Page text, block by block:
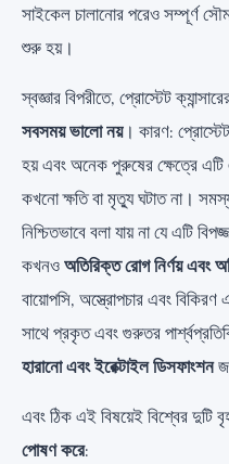
সাইকেল চালানোর পরেও সম্পূর্ণ
শুরু হয়।
স্বজ্ঞার বিপরীতে, প্রোস্টেট
সবসময় ভালো নয়। কারণ: প্রোস্টেট
হয় এবং অনেক পুরুষের ক্ষেত্রে এটি
কখনো ক্ষতি বা মৃত্যু ঘটাত না।
নিশ্চিতভাবে বলা যায় না যে এটি
কখনওঅতিরিক্ত রোগ নির্ণয় এবং
বায়োপসি, অস্ত্রোপচার এবং বিকিরণ
সাথে প্রকৃত এবং গুরুতর
হারানো এবং ইরেক্টাইল ডিসফাংশন
এবং ঠিক এই বিষয়েই বিশ্বের দুটি
পোষণ করে: